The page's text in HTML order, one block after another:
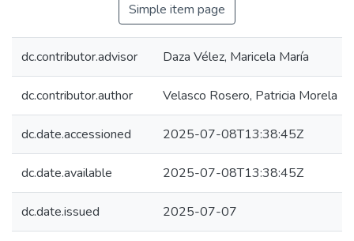
Simple item page
dc.contributor.advisor Daza Vélez, Maricela María
dc.contributor.author Velasco Rosero, Patricia Morela
dc.date.accessioned 2025-07-08T13:38:45Z
dc.date.available 2025-07-08T13:38:45Z
dc.date.issued 2025-07-07